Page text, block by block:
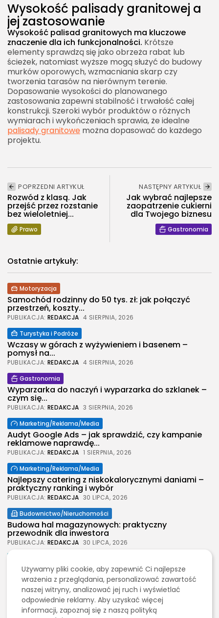
2026 Legolas Wszelkie prawa zastrzeżone.
Treści umieszczone na stronie chronione są
prawem autorskim.
Wysokość palisady granitowej a
jej zastosowanie
Wysokość palisad granitowych ma kluczowe
znaczenie dla ich funkcjonalności. Krótsze
elementy sprawdzą się jako obrzeża rabat lub
ścieżek, natomiast wyższe mogą służyć do budowy
murków oporowych, wzmacniania skarp czy
tworzenia tarasów na nierównym terenie.
Dopasowanie wysokości do planowanego
zastosowania zapewni stabilność i trwałość całej
konstrukcji. Szeroki wybór produktów o różnych
wymiarach i wykończeniach sprawia, że idealne
palisady granitowe można dopasować do każdego
projektu.
POPRZEDNI ARTYKUŁ
Rozwód z klasą. Jak
przejść przez rozstanie
bez wieloletniej...
Prawo
NASTĘPNY ARTYKUŁ
Jak wybrać najlepsze
zaopatrzenie cukierni
dla Twojego biznesu
Gastronomia
Ostatnie artykuły:
Motoryzacja
Samochód rodzinny do 50 tys. zł: jak połączyć
przestrzeń, koszty...
PUBLIKACJA: REDAKCJA 4 SIERPNIA, 2026
Turystyka i Podróże
Wczasy w górach z wyżywieniem i basenem –
pomysł na...
PUBLIKACJA: REDAKCJA 4 SIERPNIA, 2026
Gastronomia
Wyparzarka do naczyń i wyparzarka do szklanek –
czym się...
PUBLIKACJA: REDAKCJA 3 SIERPNIA, 2026
Marketing/Reklama/Media
Audyt Google Ads – jak sprawdzić, czy kampanie
reklamowe naprawdę...
PUBLIKACJA: REDAKCJA 1 SIERPNIA, 2026
Marketing/Reklama/Media
Najlepszy catering z niskokalorycznymi daniami –
praktyczny ranking i wybór
PUBLIKACJA: REDAKCJA 30 LIPCA, 2026
Budownictwo/Nieruchomości
Budowa hal magazynowych: praktyczny
przewodnik dla inwestora
PUBLIKACJA: REDAKCJA 30 LIPCA, 2026
Jak wybrać spodenki męskie na każdą okazję
PUBLIKACJA: REDAKCJA 30 LIPCA, 2026
Budownictwo/Nieruchomości
Wynajem szalunków stropowych na budowie –
praktyczny wybór i realne...
Używamy pliki cookie, aby zapewnić Ci najlepsze
wrażenia z przeglądania, personalizować zawartość
naszej witryny, analizować jej ruch i wyświetlać
odpowiednie reklamy. Aby uzyskać więcej
informacji, zapoznaj się z naszą polityką